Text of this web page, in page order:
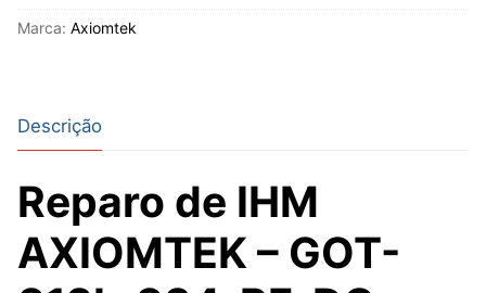
Marca: Axiomtek
Descrição
Reparo de IHM
AXIOMTEK – GOT-